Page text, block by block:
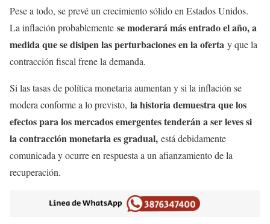
Pese a todo, se prevé un crecimiento sólido en Estados Unidos.
La inflación probablemente se moderará más entrado el año, a
medida que se disipen las perturbaciones en la oferta y que la
contracción fiscal frene la demanda.
Si las tasas de política monetaria aumentan y si la inflación se
modera conforme a lo previsto, la historia demuestra que los
efectos para los mercados emergentes tenderán a ser leves si
la contracción monetaria es gradual, está debidamente
comunicada y ocurre en respuesta a un afianzamiento de la
recuperación.